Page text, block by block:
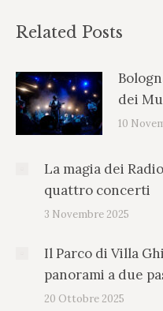
Related Posts
dei
10
La magia dei
quattro concerti
3 Novembre 2025
Il Parco di Villa
panorami a due
20 Ottobre 2025